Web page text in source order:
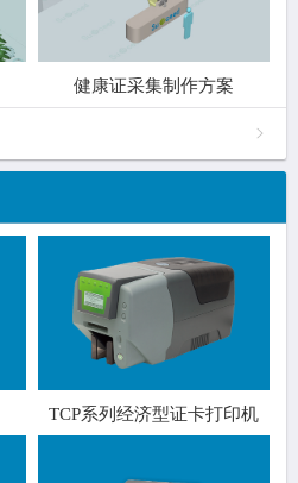
健康证采集制作方案
TCP系列经济型证卡打印机